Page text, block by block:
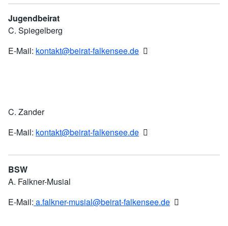
Jugendbeirat
C. Spiegelberg
E-Mail: kontakt@beirat-falkensee.de
C. Zander
E-Mail: kontakt@beirat-falkensee.de
BSW
A. Falkner-Musial
E-Mail: a.falkner-musial@beirat-falkensee.de